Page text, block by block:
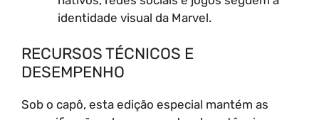
identidade visual da Marvel.
RECURSOS TÉCNICOS E
DESEMPENHO
Sob o capô, esta edição especial mantém as